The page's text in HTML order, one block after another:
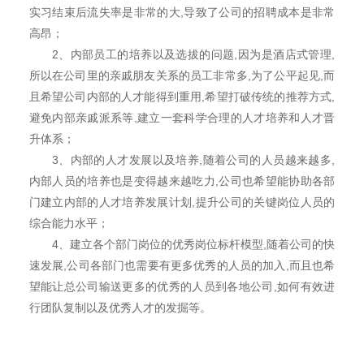
实习结束后流失率是非常的大,导致了公司的招聘成本是非常
高昂；
2、内部员工的培养以及选拔的问题,因为是酒店式管理,
所以在公司里的亲戚朋友关系的员工非常多,为了公平起见,而
且希望公司内部的人才能得到重用,希望打破传统的推荐方式,
避免内部亲戚派系等,建立一套科学合理的人才培养和人才晋
升体系；
3、内部的人才发展以及培养,随着公司的人员越来越多,
内部人员的培养也是变得越来越吃力,公司也希望能协助各部
门建立内部的人才培养发展计划,提升公司的关键岗位人员的
综合能力水平；
4、建立各个部门岗位的优秀岗位标杆模型,随着公司的快
速发展,公司各部门也需要有更多优秀的人员的加入,而且也希
望能让总公司输送更多的优秀的人员到各地公司,如何有效进
行团队复制以及优秀人才的发掘等。